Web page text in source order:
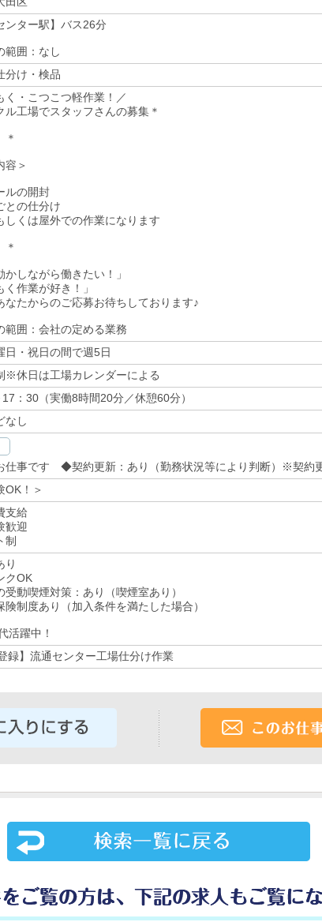
センター駅】バス26分
範囲：なし
分け・検品
く・こつこつ軽作業！／
ル工場でスタッフさんの募集＊
容＞
ルの開封
の仕分け
くは屋外での作業になります
かしながら働きたい！」
く作業が好き！」
なたからのご応募お待ちしております♪
範囲：会社の定める業務
日・祝日の間で週5日
※休日は工場カレンダーによる
：30（実働8時間20分／休憩60分）
なし
仕事です ◆契約更新：あり（勤務状況等により判断）※契約
OK！＞
支給
歓迎
制
り
クOK
動喫煙対策：あり（喫煙室あり）
制度あり（加入条件を満たした場合）
活躍中！
登録】流通センター工場仕分け作業